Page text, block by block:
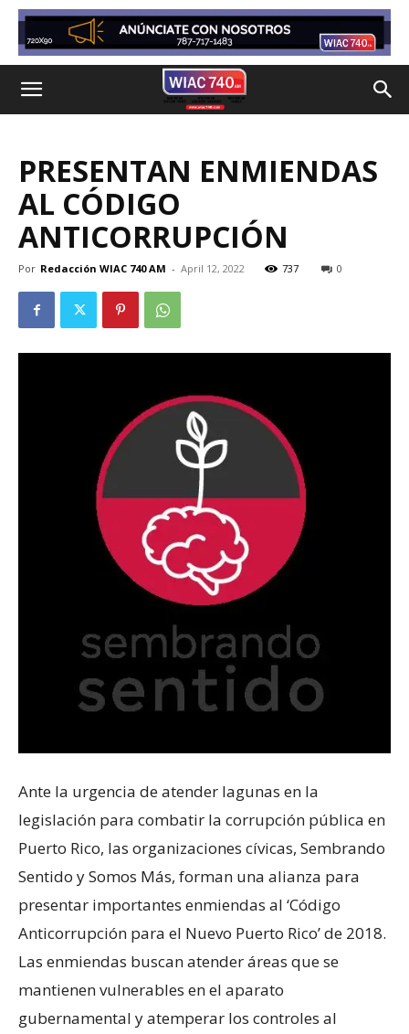
PRESENTAN ENMIENDAS
AL CÓDIGO
ANTICORRUPCIÓN
Por Redacción WIAC 740 AM - April 12, 2022 737 0
Ante la urgencia de atender lagunas en la
legislación para combatir la corrupción pública en
Puerto Rico, las organizaciones cívicas, Sembrando
Sentido y Somos Más, forman una alianza para
presentar importantes enmiendas al ‘Código
Anticorrupción para el Nuevo Puerto Rico’ de 2018.
Las enmiendas buscan atender áreas que se
mantienen vulnerables en el aparato
gubernamental y atemperar los controles al